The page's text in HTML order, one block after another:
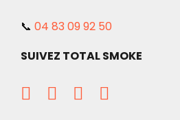
📞 04 83 09 92 50
SUIVEZ TOTAL SMOKE